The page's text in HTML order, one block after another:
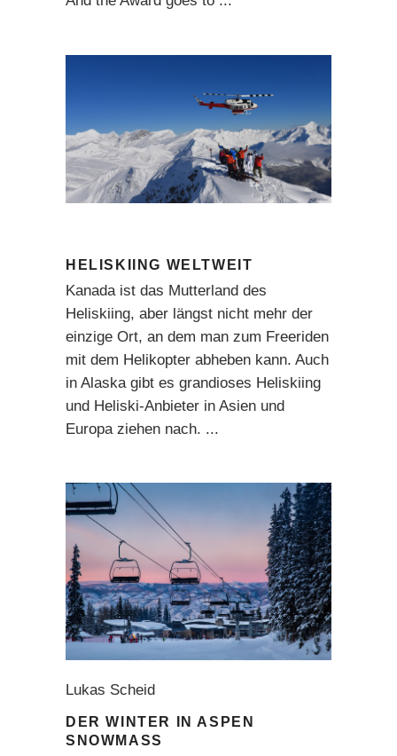
HELISKIING WELTWEIT
Kanada ist das Mutterland des
Heliskiing, aber längst nicht mehr der
einzige Ort, an dem man zum Freeriden
mit dem Helikopter abheben kann. Auch
in Alaska gibt es grandioses Heliskiing
und Heliski-Anbieter in Asien und
Europa ziehen nach.
Lukas Scheid
DER WINTER IN ASPEN
SNOWMASS